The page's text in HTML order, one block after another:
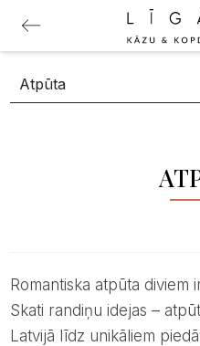
Romantiska atpūta diviem ir svarīgs pāra dzīves rituāls.
Skati randiņu idejas –
Latvijā līdz unikāliem